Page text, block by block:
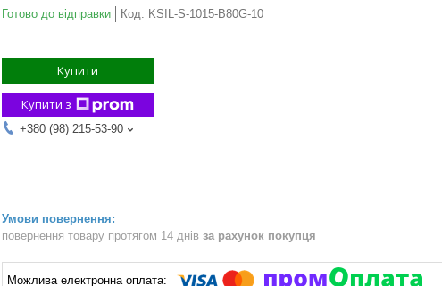
Готово до відправки Код: KSIL-S-1015-B80G-10
Купити
Купити з
+380 (98) 215-53-90
повернення товару протягом 14 днів за рахунок покупця